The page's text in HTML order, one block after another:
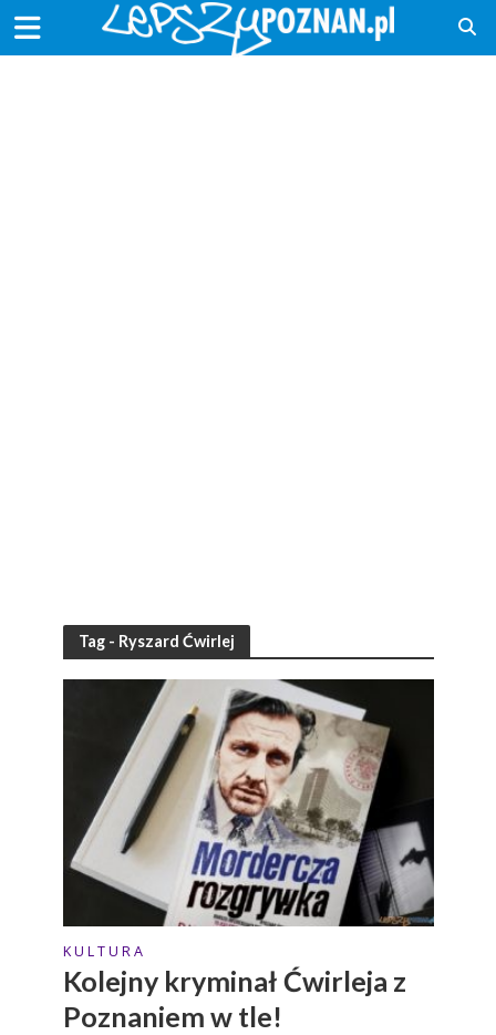
Tag - Ryszard Ćwirlej
K U L T U R A
Kolejny kryminał Ćwirleja z
Poznaniem w tle!